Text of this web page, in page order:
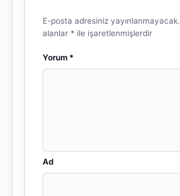
E-posta adresiniz yayınlanmayacak.
alanlar * ile işaretlenmişlerdir
Yorum *
Ad